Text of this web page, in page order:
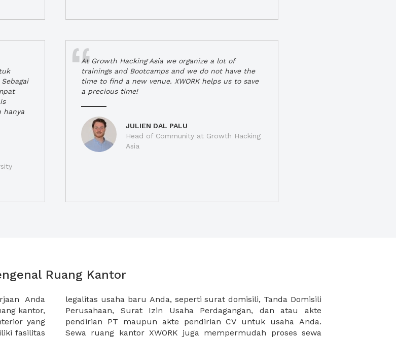
hanya
At Growth Hacking Asia we organize a lot of
trainings and Bootcamps and we do not have the
time to find a new venue. XWORK helps us to save
a precious time!
JULIEN DAL PALU
Head of Community at Growth Hacking
Asia
Ruang Kantor
Anda
kantor,
yang
fasilitas
Domisili
atau akte
Anda.
sewa